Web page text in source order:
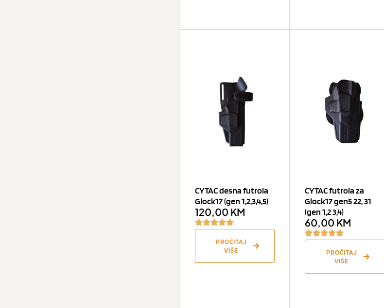
CYTAC desna futrola
Glock17 (gen 1,2,3,4,5)
120,00 KM
PROČITAJ
VIŠE
CYTAC futrola za
Glock17 gen5 22, 31
(gen 1,2 3,4)
60,00 KM
PROČITAJ
VIŠE